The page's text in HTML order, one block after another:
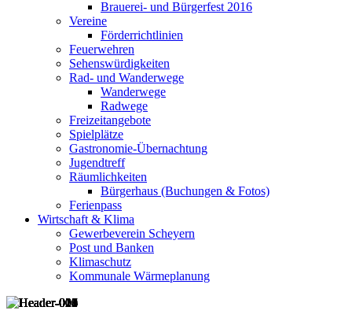
Brauerei- und Bürgerfest 2016
Vereine
Förderrichtlinien
Feuerwehren
Sehenswürdigkeiten
Rad- und Wanderwege
Wanderwege
Radwege
Freizeitangebote
Spielplätze
Gastronomie-Übernachtung
Jugendtreff
Räumlichkeiten
Bürgerhaus (Buchungen & Fotos)
Ferienpass
Wirtschaft & Klima
Gewerbeverein Scheyern
Post und Banken
Klimaschutz
Kommunale Wärmeplanung